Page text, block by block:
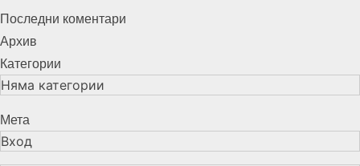
Последни коментари
Архив
Категории
Няма категории
Мета
Вход